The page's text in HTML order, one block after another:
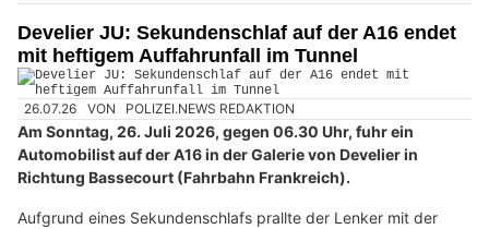
Develier JU: Sekundenschlaf auf der A16 endet
mit heftigem Auffahrunfall im Tunnel
26.07.26 VON POLIZEI.NEWS REDAKTION
Am Sonntag, 26. Juli 2026, gegen 06.30 Uhr, fuhr ein
Automobilist auf der A16 in der Galerie von Develier in
Richtung Bassecourt (Fahrbahn Frankreich).
Aufgrund eines Sekundenschlafs prallte der Lenker mit der